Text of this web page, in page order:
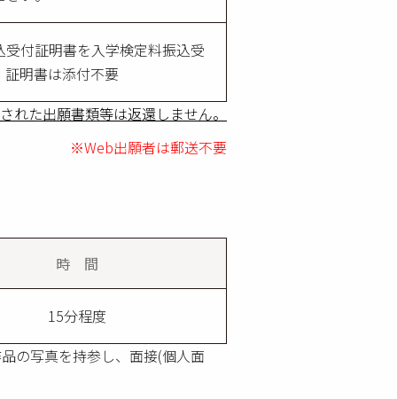
付証明書を入学検定料振込受
明書は添付不要
れた出願書類等は返還しません。
※Web出願者は郵送不要
時 間
15分程度
の写真を持参し、面接(個人面